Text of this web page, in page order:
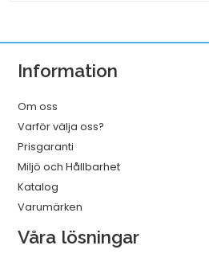
320mmx114m
mängd
Information
Om oss
Varför välja oss?
Prisgaranti
Miljö och Hållbarhet
Katalog
Varumärken
Våra lösningar